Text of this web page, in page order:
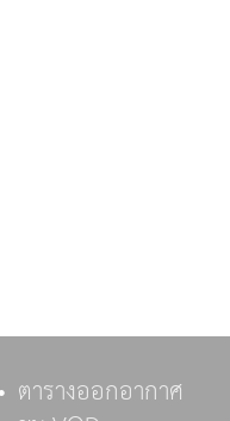
ตารางออกอากาศ